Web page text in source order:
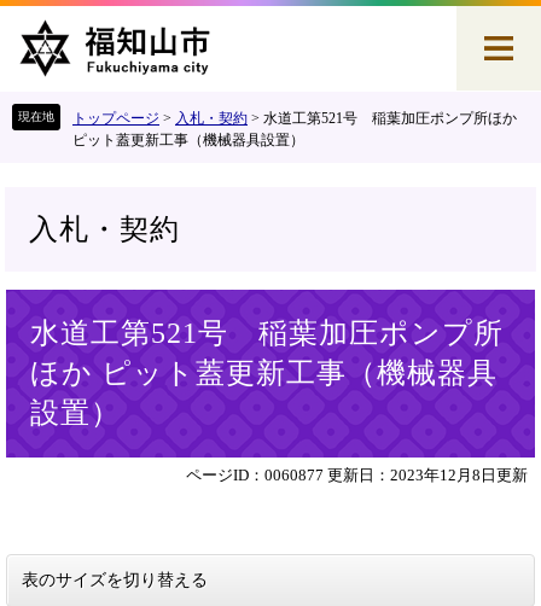
へ
トップページ > 入札・契約 > 水道工第521号 稲葉加圧ポンプ所ほか
ピット蓋更新工事（機械器具設置）
入札・契約
水道工第521号 稲葉加圧ポンプ所
ほか ピット蓋更新工事（機械器具
設置）
ページID：0060877 更新日：2023年12月8日更新
表のサイズを切り替える